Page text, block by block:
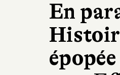
En